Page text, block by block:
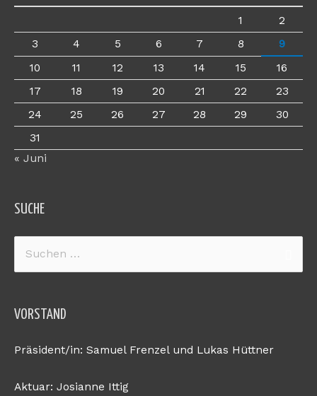
1
2
3
4 5 6 7 8
9
10
11 12 13 14 15
16
17
18 19 20 21 22
23
24
25 26 27 28 29
30
31
« Juni
SUCHE
Suchen
nach:
VORSTAND
Präsident/in: Samuel Frenzel und Lukas Hüttner
Aktuar: Josianne Ittig